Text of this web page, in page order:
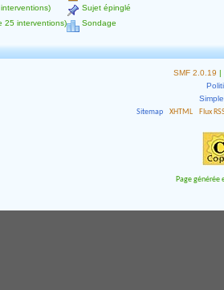
25 interventions)
Sujet épinglé
Sondage
SMF 2.0.19 |
Sitemap
XHTML Flux
Page générée